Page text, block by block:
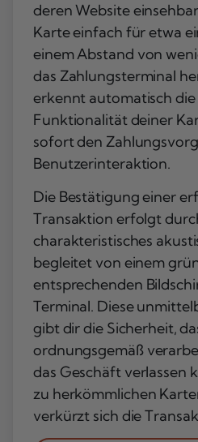
deren Website
Karte einfach für etwa
einem Abstand von
das Zahlungsterminal
erkennt automatisch
Funktionalität deiner
sofort den
Benutzerinteraktion.
Die Bestätigung einer
Transaktion erfolgt
charakteristisches
begleitet von einem
entsprechenden
Terminal. Diese
gibt dir die Sicherheit,
ordnungsgemäß
das Geschäft verlassen
zu herkömmlichen
verkürzt sich die